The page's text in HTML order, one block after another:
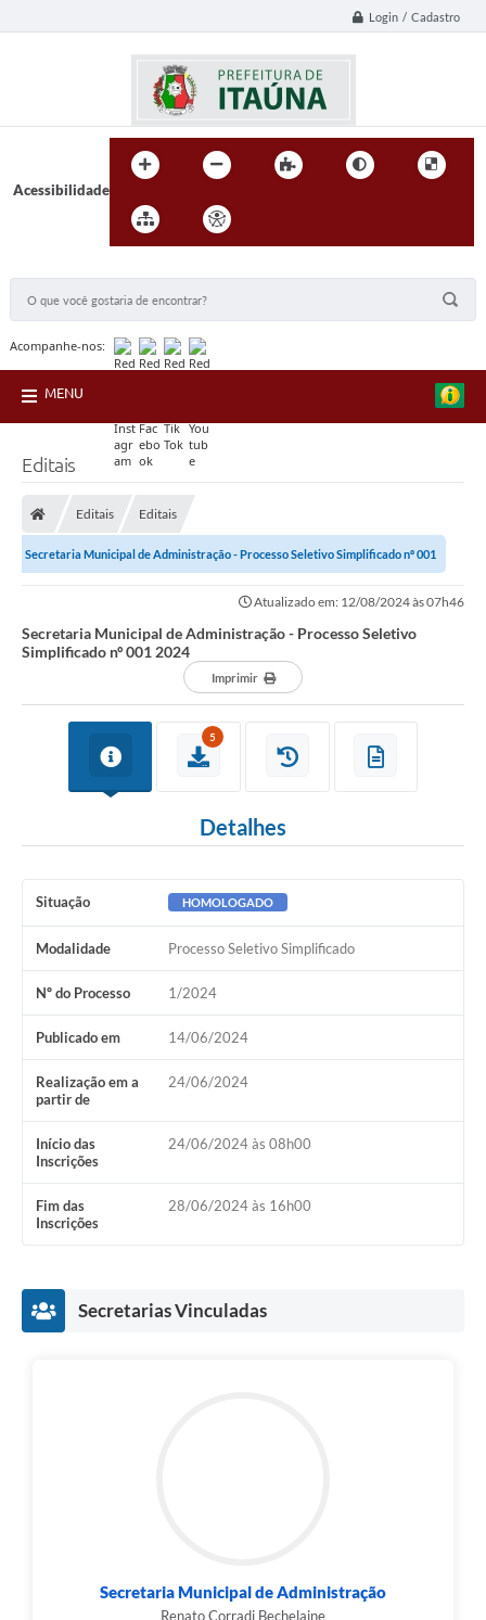
Login / Cadastro
Acessibilidade
Acompanhe-nos:
MENU
Editais
Editais Editais
Secretaria Municipal de Administração - Processo Seletivo Simplificado nº 001
Atualizado em: 12/08/2024 às 07h46
Secretaria Municipal de Administração - Processo Seletivo
Simplificado nº 001 2024
Imprimir
5
Detalhes
Situação HOMOLOGADO
Modalidade Processo Seletivo Simplificado
Nº do Processo 1/2024
Publicado em 14/06/2024
Realização em a
partir de
24/06/2024
Início das
Inscrições
24/06/2024 às 08h00
Fim das
Inscrições
28/06/2024 às 16h00
Secretarias Vinculadas
Secretaria Municipal de Administração
Renato Corradi Bechelaine